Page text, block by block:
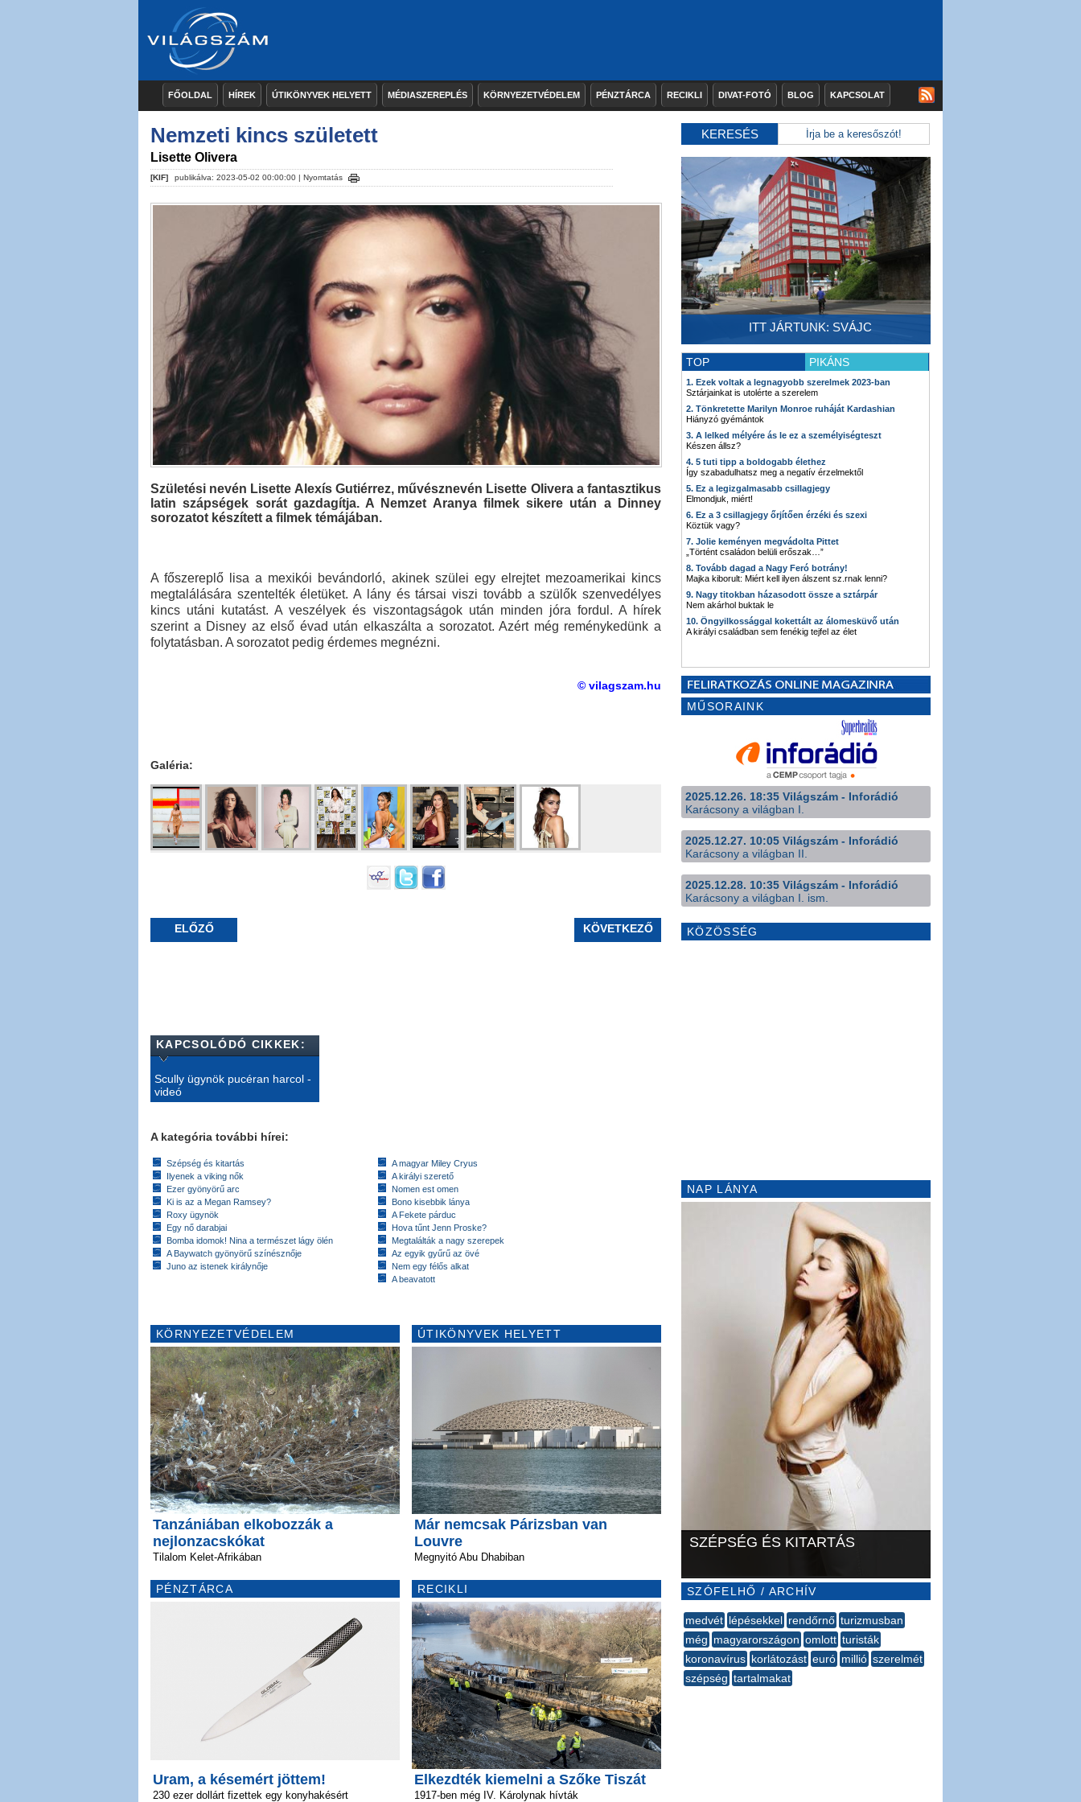
FŐOLDAL HÍREK ÚTIKÖNYVEK HELYETT MÉDIASZEREPLÉS KÖRNYEZETVÉDELEM PÉNZTÁRCA RECIKLI DIVAT-FOTÓ BLOG KAPCSOLAT
Nemzeti kincs született
Lisette Olivera
[KIF] publikálva: 2023-05-02 00:00:00 | Nyomtatás
Születési nevén Lisette Alexís Gutiérrez, művésznevén Lisette Olivera a fantasztikus
latin szápségek sorát gazdagítja. A Nemzet Aranya filmek sikere után a Dinney
sorozatot készített a filmek témájában.
A főszereplő lisa a mexikói bevándorló, akinek szülei egy elrejtet mezoamerikai kincs
megtalálására szentelték életüket. A lány és társai viszi tovább a szülők szenvedélyes
kincs utáni kutatást. A veszélyek és viszontagságok után minden jóra fordul. A hírek
szerint a Disney az első évad után elkaszálta a sorozatot. Azért még reménykedünk a
folytatásban. A sorozatot pedig érdemes megnézni.
© vilagszam.hu
Galéria:
ELŐZŐ KÖVETKEZŐ
KAPCSOLÓDÓ CIKKEK:
Scully ügynök pucéran harcol -
videó
A kategória további hírei:
Szépség és kitartás
Ilyenek a viking nők
Ezer gyönyörű arc
Ki is az a Megan Ramsey?
Roxy ügynök
Egy nő darabjai
Bomba idomok! Nina a természet lágy ölén
A Baywatch gyönyörű színésznője
Juno az istenek királynője
A magyar Miley Cryus
A királyi szerető
Nomen est omen
Bono kisebbik lánya
A Fekete párduc
Hova tűnt Jenn Proske?
Megtalálták a nagy szerepek
Az egyik gyűrű az övé
Nem egy félős alkat
A beavatott
KÖRNYEZETVÉDELEM
Tanzániában elkobozzák a
nejlonzacskókat
Tilalom Kelet-Afrikában
PÉNZTÁRCA
Uram, a késemért jöttem!
230 ezer dollárt fizettek egy konyhakésért
ÚTIKÖNYVEK HELYETT
Már nemcsak Párizsban van
Louvre
Megnyitó Abu Dhabiban
RECIKLI
Elkezdték kiemelni a Szőke Tiszát
1917-ben még IV. Károlynak hívták
KERESÉS
ITT JÁRTUNK: SVÁJC
TOP PIKÁNS
1. Ezek voltak a legnagyobb szerelmek 2023-ban
Sztárjainkat is utolérte a szerelem
2. Tönkretette Marilyn Monroe ruháját Kardashian
Hiányzó gyémántok
3. A lelked mélyére ás le ez a személyiségteszt
Készen állsz?
4. 5 tuti tipp a boldogabb élethez
Így szabadulhatsz meg a negatív érzelmektől
5. Ez a legizgalmasabb csillagjegy
Elmondjuk, miért!
6. Ez a 3 csillagjegy őrjítően érzéki és szexi
Köztük vagy?
7. Jolie keményen megvádolta Pittet
„Történt családon belüli erőszak…”
8. Tovább dagad a Nagy Feró botrány!
Majka kiborult: Miért kell ilyen álszent sz.rnak lenni?
9. Nagy titokban házasodott össze a sztárpár
Nem akárhol buktak le
10. Öngyilkossággal kokettált az álomesküvő után
A királyi családban sem fenékig tejfel az élet
MŰSORAINK
2025.12.26. 18:35 Világszám - Inforádió
Karácsony a világban I.
2025.12.27. 10:05 Világszám - Inforádió
Karácsony a világban II.
2025.12.28. 10:35 Világszám - Inforádió
Karácsony a világban I. ism.
KÖZÖSSÉG
NAP LÁNYA
SZÉPSÉG ÉS KITARTÁS
SZÓFELHŐ / ARCHÍV
medvét lépésekkel rendőrnő turizmusban
még magyarországon omlott turisták
koronavírus korlátozást euró millió szerelmét
szépség tartalmakat